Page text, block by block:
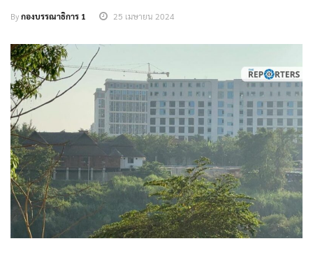
Byกองบรรณาธิการ 1 25 เมษายน 2024